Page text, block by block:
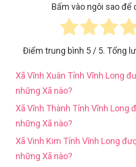
Bấm vào ngôi sao để
Điểm trung bình 5 / 5. Tổng
Xã Vĩnh Xuân Tỉnh Vĩnh Long
những Xã nào?
Xã Vĩnh Thành Tỉnh Vĩnh Long
những Xã nào?
Xã Vinh Kim Tỉnh Vĩnh Long
những Xã nào?